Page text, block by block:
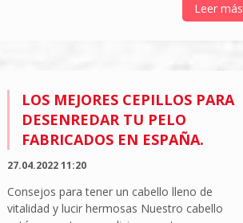
Leer más
LOS MEJORES CEPILLOS PARA
DESENREDAR TU PELO
FABRICADOS EN ESPAÑA.
27.04.2022 11:20
Consejos para tener un cabello lleno de
vitalidad y lucir hermosas Nuestro cabello